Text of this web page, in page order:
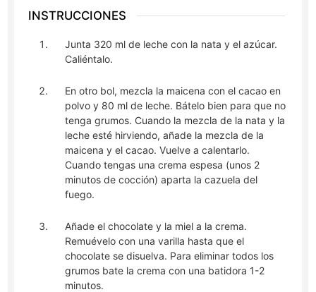
INSTRUCCIONES
Junta 320 ml de leche con la nata y el azúcar.
Caliéntalo.
En otro bol, mezcla la maicena con el cacao en
polvo y 80 ml de leche. Bátelo bien para que no
tenga grumos. Cuando la mezcla de la nata y la
leche esté hirviendo, añade la mezcla de la
maicena y el cacao. Vuelve a calentarlo.
Cuando tengas una crema espesa (unos 2
minutos de cocción) aparta la cazuela del
fuego.
Añade el chocolate y la miel a la crema.
Remuévelo con una varilla hasta que el
chocolate se disuelva. Para eliminar todos los
grumos bate la crema con una batidora 1-2
minutos.